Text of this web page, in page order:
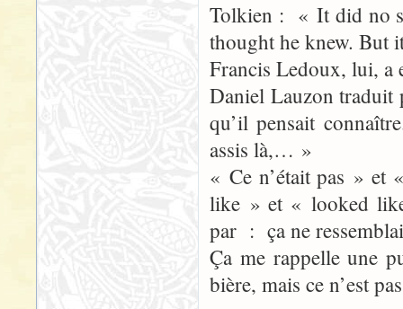
Tolkien : « It did no
thought he knew. But
Francis Ledoux, lui, a
Daniel Lauzon traduit
qu’il pensait
assis là,… »
« Ce n’était pas »
like » et « looked
par : ça ne
Ça me rappelle une
bière, mais ce n’est